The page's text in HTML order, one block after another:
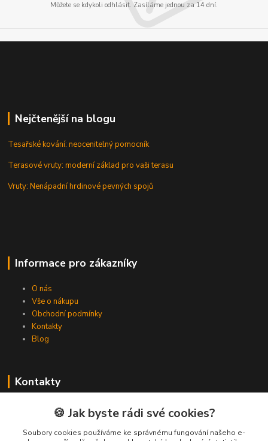
Můžete se kdykoli odhlásit. Zasíláme jednou za 14 dní.
Nejčtenější na blogu
Tesařské kování: neocenitelný pomocník
Terasové vruty: moderní základ pro vaši terasu
Vruty: Nenápadní hrdinové pevných spojů
Informace pro zákazníky
O nás
Vše o nákupu
Obchodní podmínky
Kontakty
Blog
Kontakty
Zákaznická podpora Spojovat.cz
+420 606 036 459
(PO-PÁ, 8-16 hod.)
🍪 Jak byste rádi své cookies?
Soubory cookies používáme ke správnému fungování našeho e-